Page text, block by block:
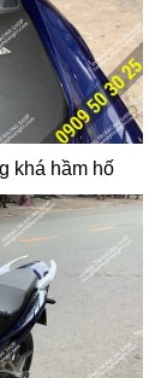
khá hầm hố